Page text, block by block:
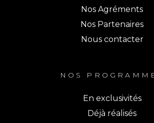
Nos Agréments
Nos Partenaires
Nous contacter
NOS
En exclusivités
Déjà réalisés